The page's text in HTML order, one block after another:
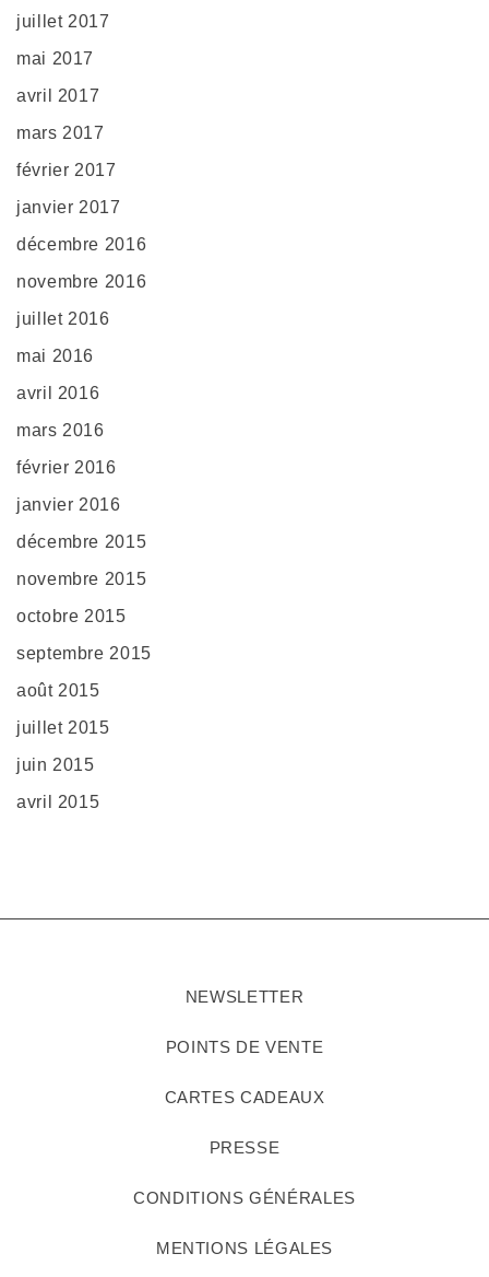
juillet 2017
mai 2017
avril 2017
mars 2017
février 2017
janvier 2017
décembre 2016
novembre 2016
juillet 2016
mai 2016
avril 2016
mars 2016
février 2016
janvier 2016
décembre 2015
novembre 2015
octobre 2015
septembre 2015
août 2015
juillet 2015
juin 2015
avril 2015
NEWSLETTER
POINTS DE VENTE
CARTES CADEAUX
PRESSE
CONDITIONS GÉNÉRALES
MENTIONS LÉGALES